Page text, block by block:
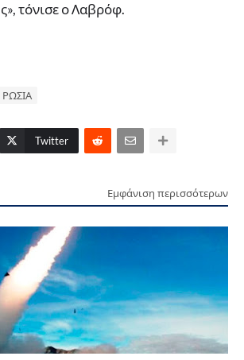
τόνισε ο Λαβρόφ.
ΡΩΣΙΑ
Twitter
Εμφάνιση περισσότερων